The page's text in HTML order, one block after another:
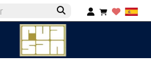
Identifícate